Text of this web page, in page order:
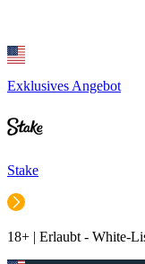
Exklusives Angebot
Stake
18+ | Erlaubt - White-